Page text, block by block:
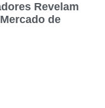
Revelam
de